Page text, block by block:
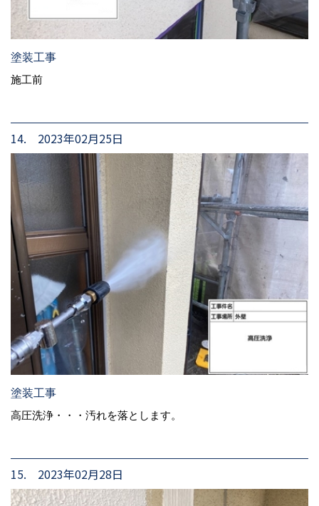
塗装工事
施工前
14. 2023年02月25日
塗装工事
高圧洗浄・・・汚れを落とします。
15. 2023年02月28日